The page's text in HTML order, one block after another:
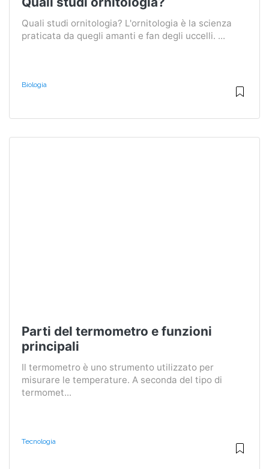
Quali studi ornitologia? L'ornitologia è la scienza
praticata da quegli amanti e fan degli uccelli. ...
Biologia
Parti del termometro e funzioni
principali
Il termometro è uno strumento utilizzato per
misurare le temperature. A seconda del tipo di
termomet...
Tecnologia